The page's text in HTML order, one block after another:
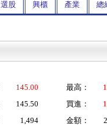
選股 興櫃 產業 總
145.00 最高：
145.50 買進：
1,494 金額：